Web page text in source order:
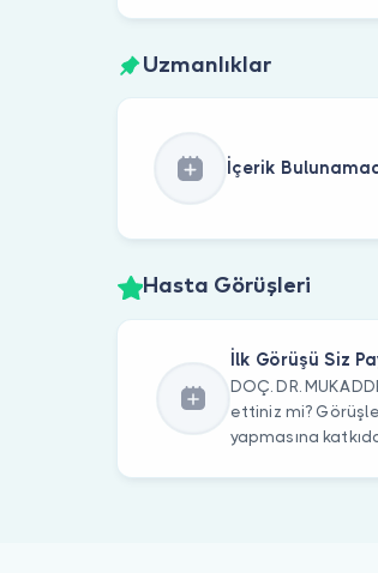
Uzmanlıklar
İçerik
Hasta Görüşleri
İlk Görüşü Siz
DOÇ. DR.
ettiniz mi?
yapmasına